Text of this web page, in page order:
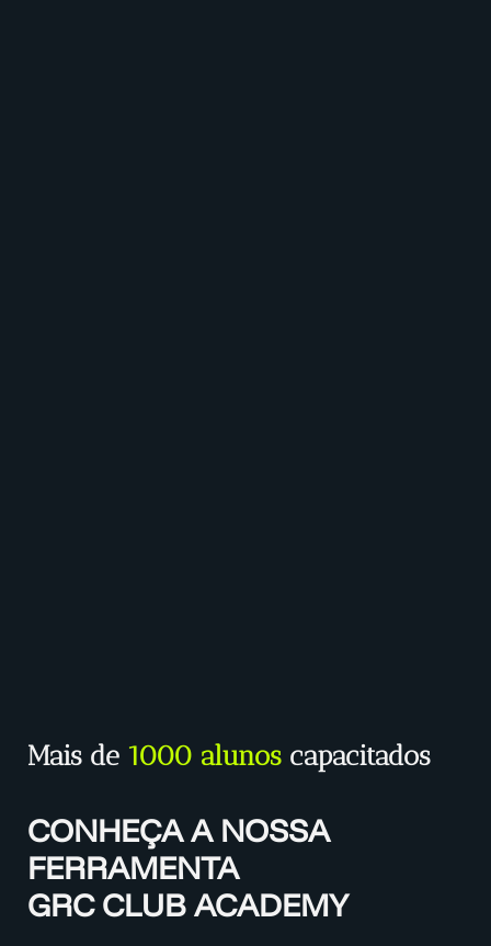
Mais de 1000 alunos capacitados
CONHEÇA A NOSSA
FERRAMENTA
GRC CLUB ACADEMY